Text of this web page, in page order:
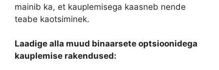
mainib ka, et kauplemisega kaasneb nende
teabe kaotsiminek.
Laadige alla muud binaarsete optsioonidega
kauplemise rakendused: